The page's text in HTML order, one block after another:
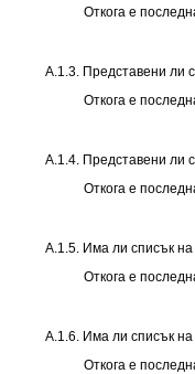
Откога е
А.1.3. Представени ли
Откога е
А.1.4. Представени ли
Откога е
А.1.5. Има ли списък
Откога е
А.1.6. Има ли списък
Откога е